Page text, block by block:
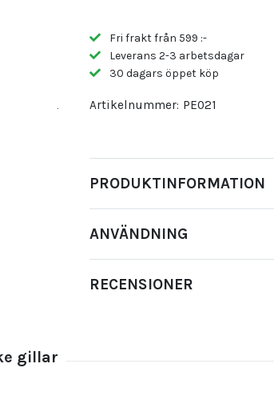
Fri frakt från 599 :-
Leverans 2-3 arbetsdagar
30 dagars öppet köp
Artikelnummer: PE021
PRODUKTINFORMATION
ANVÄNDNING
RECENSIONER